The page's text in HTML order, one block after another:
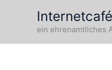
ein ehrenamtliches